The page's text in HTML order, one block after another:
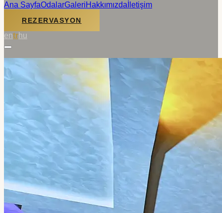
Ana SayfaOdalarGaleriHakkımızda İletişim
REZERVASYON
entr hu